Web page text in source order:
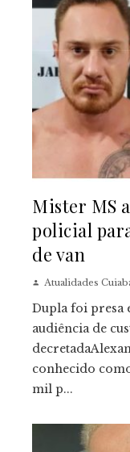
Mister MS
policial
de van
Atualidades
Dupla foi presa
audiência de
conhecido
mil p...